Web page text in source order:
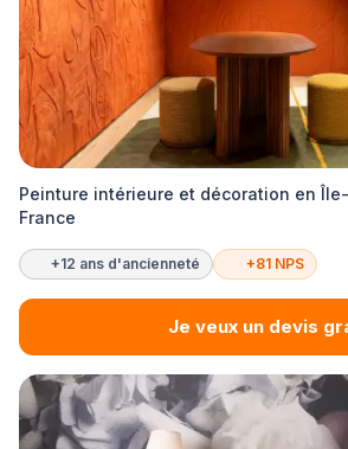
Peinture intérieure et décoration en
France
+12 ans d'ancienneté +81 NPS
Je veux un devis